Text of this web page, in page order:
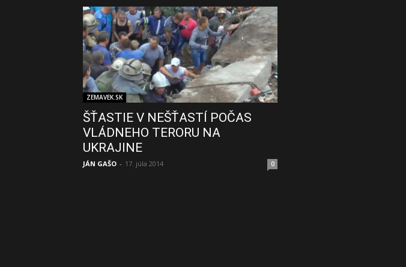
ZEMAVEK.SK
ŠŤASTIE V NEŠŤASTÍ POČAS
VLÁDNEHO TERORU NA
UKRAJINE
JÁN GAŠO - 17. júla 2014 0